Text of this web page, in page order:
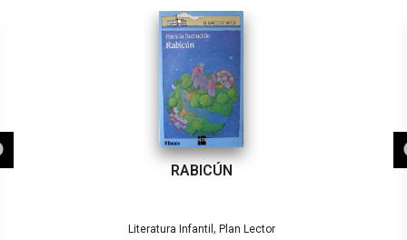
RABICÚN
Literatura Infantil , Plan Lector